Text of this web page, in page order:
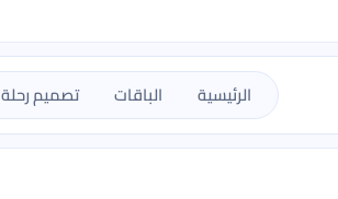
الرئيسية الباقات تصميم رحلة